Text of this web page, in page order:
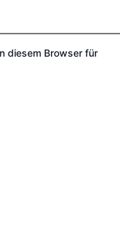
diesem Browser für